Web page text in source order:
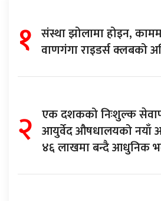
१ संस्था झोलामा होइन,
वाणगंगा राइडर्स क्लबको
२ एक दशकको निःशुल्क
आयुर्वेद औषधालयको नयाँ
४६ लाखमा बन्दै आधुनिक